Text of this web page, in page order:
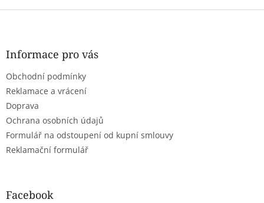
Z
Informace pro vás
Obchodní podmínky
Reklamace a vrácení
Doprava
Ochrana osobních údajů
Formulář na odstoupení od kupní smlouvy
Reklamační formulář
Facebook